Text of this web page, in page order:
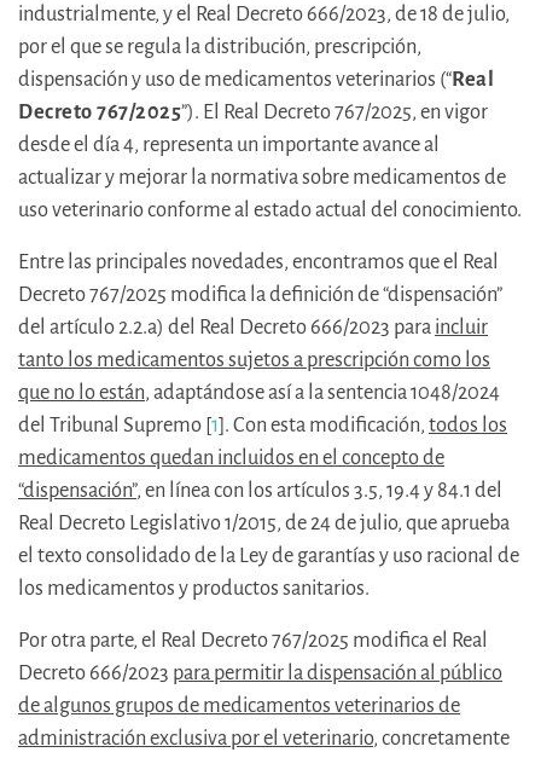
industrialmente, y el Real Decreto 666/2023, de 18 de julio,
por el que se regula la distribución, prescripción,
dispensación y uso de medicamentos veterinarios (“Real
Decreto 767/2025”). El Real Decreto 767/2025, en vigor
desde el día 4, representa un importante avance al
actualizar y mejorar la normativa sobre medicamentos de
uso veterinario conforme al estado actual del conocimiento.
Entre las principales novedades, encontramos que el Real
Decreto 767/2025 modifica la definición de “dispensación”
del artículo 2.2.a) del Real Decreto 666/2023 para incluir
tanto los medicamentos sujetos a prescripción como los
que no lo están, adaptándose así a la sentencia 1048/2024
del Tribunal Supremo [1]. Con esta modificación, todos los
medicamentos quedan incluidos en el concepto de
“dispensación”, en línea con los artículos 3.5, 19.4 y 84.1 del
Real Decreto Legislativo 1/2015, de 24 de julio, que aprueba
el texto consolidado de la Ley de garantías y uso racional de
los medicamentos y productos sanitarios.
Por otra parte, el Real Decreto 767/2025 modifica el Real
Decreto 666/2023 para permitir la dispensación al público
de algunos grupos de medicamentos veterinarios de
administración exclusiva por el veterinario, concretamente